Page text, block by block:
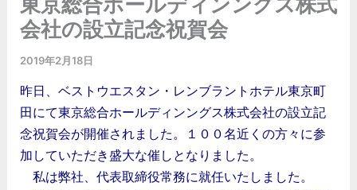
会社の設立記念祝賀会
2019年2月18日
昨日、ベストウエスタン・レンブラントホテル東京町
田にて東京総合ホールディンングス株式会社の設立記
念祝賀会が開催されました。１００名近くの方々に参
加していただき盛大な催しとなりました。
私は弊社、代表取締役常務に就任いたしました。